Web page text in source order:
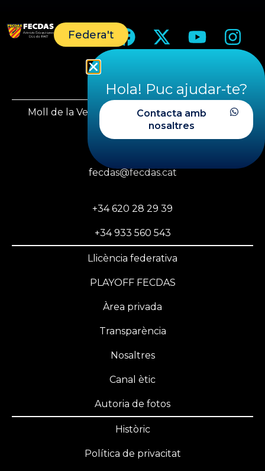
Federa't
Moll de la Vela, 1, 08930 Sant Adrià del Besòs
Barcelona
fecdas@fecdas.cat
+34 620 28 29 39
+34 933 560 543
Llicència federativa
PLAYOFF FECDAS
Àrea privada
Transparència
Nosaltres
Canal ètic
Autoria de fotos
Històric
Política de privacitat
Hola! Puc ajudar-te?
Contacta amb
nosaltres